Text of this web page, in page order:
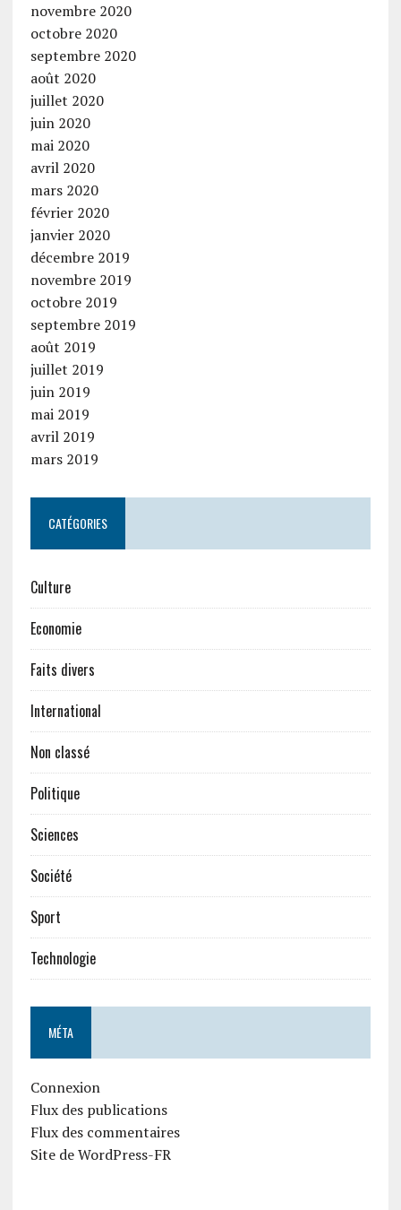
novembre 2020
octobre 2020
septembre 2020
août 2020
juillet 2020
juin 2020
mai 2020
avril 2020
mars 2020
février 2020
janvier 2020
décembre 2019
novembre 2019
octobre 2019
septembre 2019
août 2019
juillet 2019
juin 2019
mai 2019
avril 2019
mars 2019
CATÉGORIES
Culture
Economie
Faits divers
International
Non classé
Politique
Sciences
Société
Sport
Technologie
MÉTA
Connexion
Flux des publications
Flux des commentaires
Site de WordPress-FR